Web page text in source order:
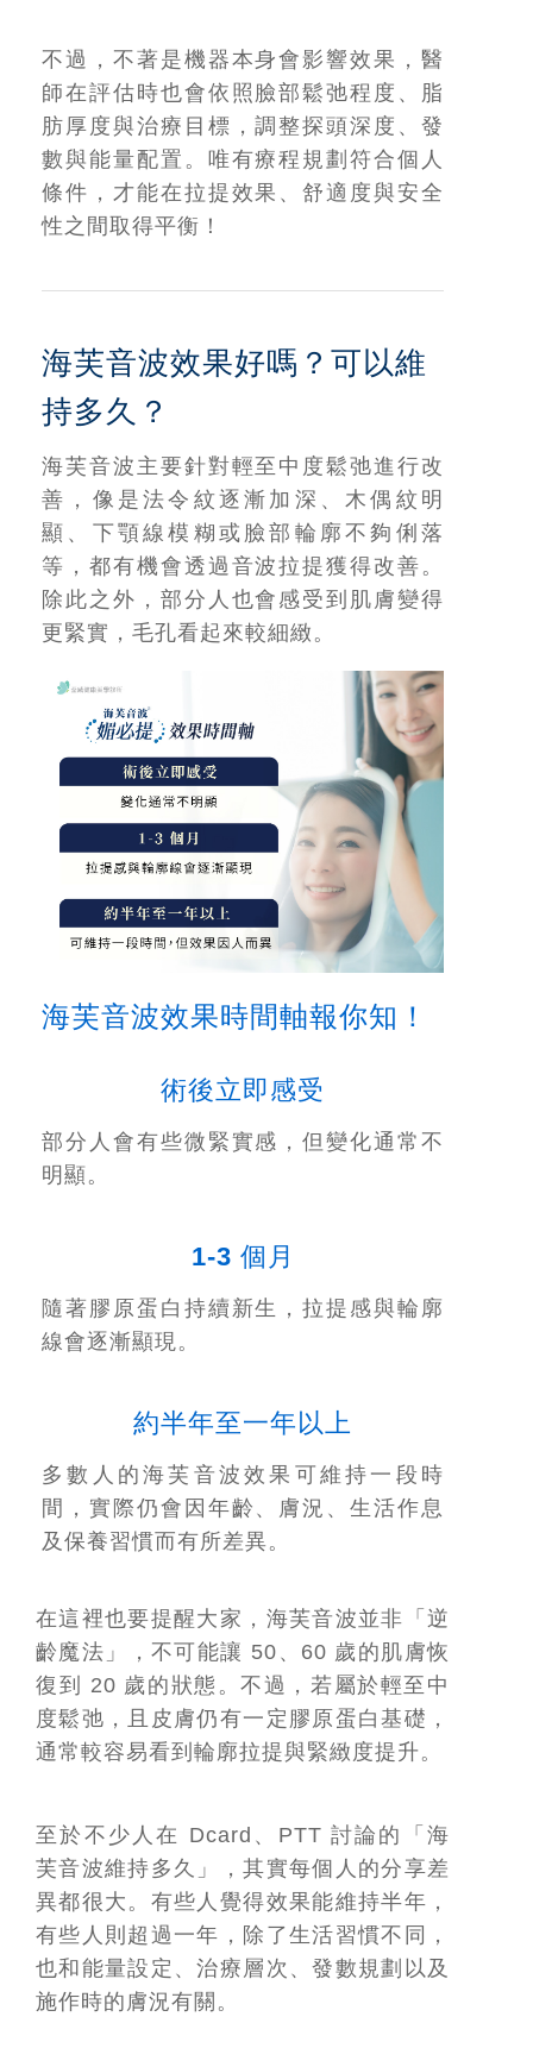
不過，不著是機器本身會影響效果，醫
師在評估時也會依照臉部鬆弛程度、脂
肪厚度與治療目標，調整探頭深度、發
數與能量配置。唯有療程規劃符合個人
條件，才能在拉提效果、舒適度與安全
性之間取得平衡！
海芙音波效果好嗎？可以維
持多久？
海芙音波主要針對輕至中度鬆弛進行改
善，像是法令紋逐漸加深、木偶紋明
顯、下顎線模糊或臉部輪廓不夠俐落
等，都有機會透過音波拉提獲得改善。
除此之外，部分人也會感受到肌膚變得
更緊實，毛孔看起來較細緻。
海芙音波效果時間軸報你知！
術後立即感受
部分人會有些微緊實感，但變化通常不
明顯。
1-3 個月
隨著膠原蛋白持續新生，拉提感與輪廓
線會逐漸顯現。
約半年至一年以上
多數人的海芙音波效果可維持一段時
間，實際仍會因年齡、膚況、生活作息
及保養習慣而有所差異。
在這裡也要提醒大家，海芙音波並非「逆
齡魔法」，不可能讓 50、60 歲的肌膚恢
復到 20 歲的狀態。不過，若屬於輕至中
度鬆弛，且皮膚仍有一定膠原蛋白基礎，
通常較容易看到輪廓拉提與緊緻度提升。
至於不少人在 Dcard、PTT 討論的「海
芙音波維持多久」，其實每個人的分享差
異都很大。有些人覺得效果能維持半年，
有些人則超過一年，除了生活習慣不同，
也和能量設定、治療層次、發數規劃以及
施作時的膚況有關。